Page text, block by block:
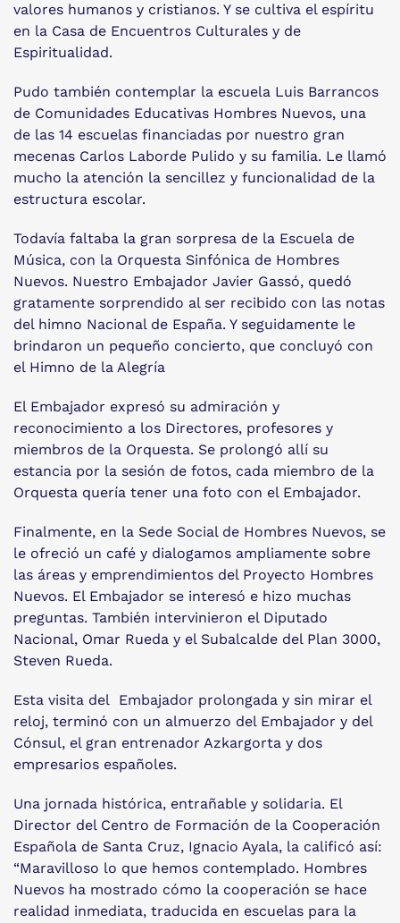
valores humanos y cristianos. Y se cultiva el espíritu
en la Casa de Encuentros Culturales y de
Espiritualidad.
Pudo también contemplar la escuela Luis Barrancos
de Comunidades Educativas Hombres Nuevos, una
de las 14 escuelas financiadas por nuestro gran
mecenas Carlos Laborde Pulido y su familia. Le llamó
mucho la atención la sencillez y funcionalidad de la
estructura escolar.
Todavía faltaba la gran sorpresa de la Escuela de
Música, con la Orquesta Sinfónica de Hombres
Nuevos. Nuestro Embajador Javier Gassó, quedó
gratamente sorprendido al ser recibido con las notas
del himno Nacional de España. Y seguidamente le
brindaron un pequeño concierto, que concluyó con
el Himno de la Alegría
El Embajador expresó su admiración y
reconocimiento a los Directores, profesores y
miembros de la Orquesta. Se prolongó allí su
estancia por la sesión de fotos, cada miembro de la
Orquesta quería tener una foto con el Embajador.
Finalmente, en la Sede Social de Hombres Nuevos, se
le ofreció un café y dialogamos ampliamente sobre
las áreas y emprendimientos del Proyecto Hombres
Nuevos. El Embajador se interesó e hizo muchas
preguntas. También intervinieron el Diputado
Nacional, Omar Rueda y el Subalcalde del Plan 3000,
Steven Rueda.
Esta visita del Embajador prolongada y sin mirar el
reloj, terminó con un almuerzo del Embajador y del
Cónsul, el gran entrenador Azkargorta y dos
empresarios españoles.
Una jornada histórica, entrañable y solidaria. El
Director del Centro de Formación de la Cooperación
Española de Santa Cruz, Ignacio Ayala, la calificó así:
“Maravilloso lo que hemos contemplado. Hombres
Nuevos ha mostrado cómo la cooperación se hace
realidad inmediata, traducida en escuelas para la